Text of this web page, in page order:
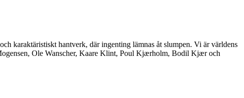
karaktäristiskt hantverk, där ingenting lämnas åt slumpen. Vi är världens
Ole Wanscher, Kaare Klint, Poul Kjærholm, Bodil Kjær och